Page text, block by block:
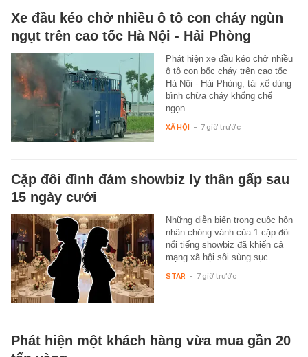
Xe đầu kéo chở nhiều ô tô con cháy ngùn
ngụt trên cao tốc Hà Nội - Hải Phòng
Phát hiện xe đầu kéo chở nhiều
ô tô con bốc cháy trên cao tốc
Hà Nội - Hải Phòng, tài xế dùng
bình chữa cháy khống chế
ngọn…
XÃ HỘI - 7 giờ trước
Cặp đôi đình đám showbiz ly thân gấp sau
15 ngày cưới
Những diễn biến trong cuộc hôn
nhân chóng vánh của 1 cặp đôi
nổi tiếng showbiz đã khiến cả
mạng xã hội sôi sùng sục.
STAR - 7 giờ trước
Phát hiện một khách hàng vừa mua gần 20